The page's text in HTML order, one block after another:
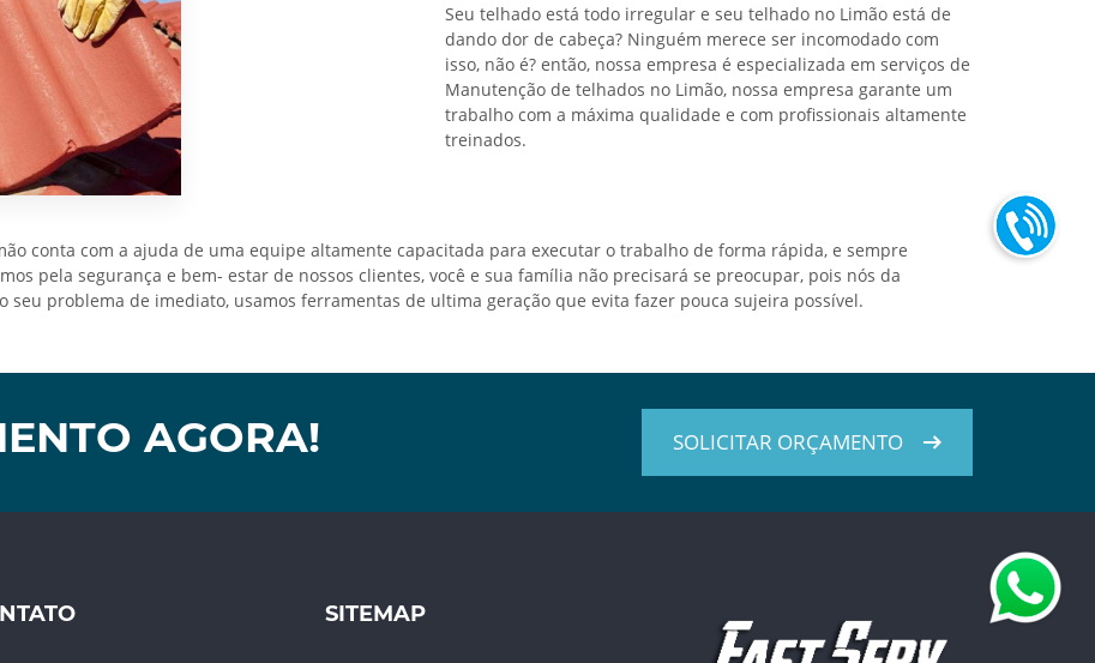
Seu telhado está todo irregular e seu telhado no Limão está de
dando dor de cabeça? Ninguém merece ser incomodado com
isso, não é? então, nossa empresa é especializada em serviços de
Manutenção de telhados no Limão, nossa empresa garante um
trabalho com a máxima qualidade e com profissionais altamente
treinados.
conta com a ajuda de uma equipe altamente capacitada para executar o trabalho de forma rápida, e sempre
pela segurança e bem- estar de nossos clientes, você e sua família não precisará se preocupar, pois nós da
seu problema de imediato, usamos ferramentas de ultima geração que evita fazer pouca sujeira possível.
AGORA! SOLICITAR ORÇAMENTO
SITEMAP